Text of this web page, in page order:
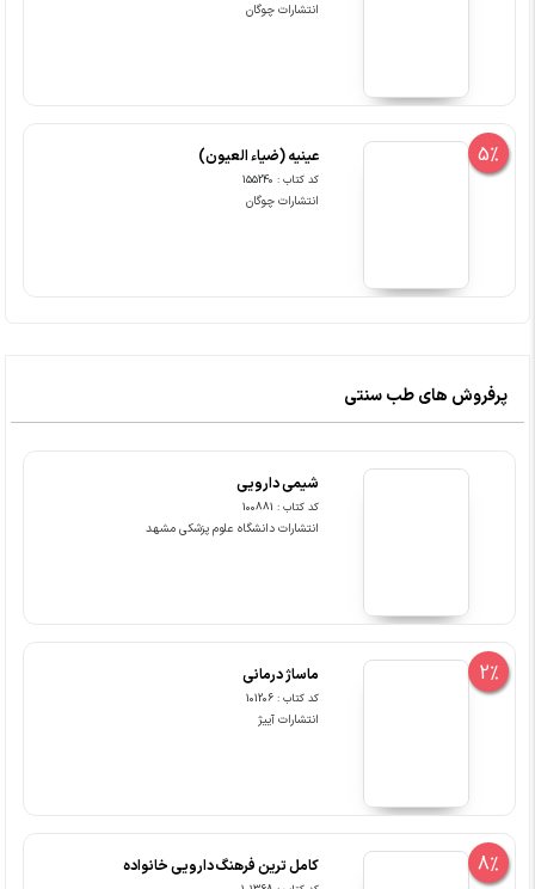
انتشارات چوگان
5% عینیه (ضیاء العیون)
کد کتاب : 155240
انتشارات چوگان
پرفروش های طب سنتی
شیمی دارویی
کد کتاب : 100881
انتشارات دانشگاه علوم پزشکی مشهد
2% ماساژ درمانی
کد کتاب : 101206
انتشارات آییژ
8% کامل ترین فرهنگ دارویی خانواده